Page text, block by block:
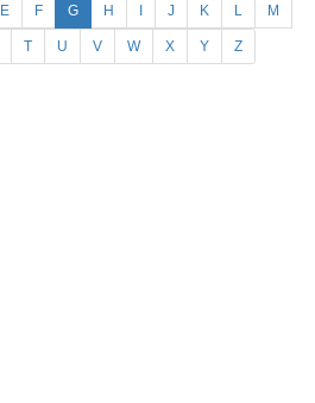
E F G H J K L M
T U V W X Y Z